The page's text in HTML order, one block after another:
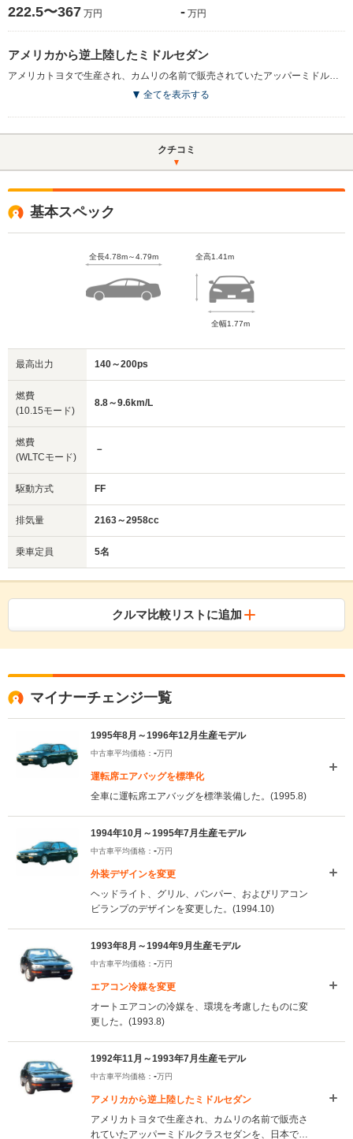
222.5〜367 万円 - 万円
アメリカから逆上陸したミドルセダン
アメリカトヨタで生産され、カムリの名前で販売されていたアッパーミドルクラスセダンを、日本でセプターの名で逆輸入し発売。ワゴンが先行して日本上陸を果たしていたが、2カ月遅れでセダンもデビュー。FFの駆動方式を生かした3ナンバーボディには、室内幅1510mmというゆとりのキャビンがパッケージングされる。トランク容量も517Lという、当時クラストップレベルの収納力を確保していた。エンジンの3LのV6と2.2Lの直4はワゴンと同じ。電子制御サスやトラクションコントロールといった当時最先端だった装備が奢られたグレードも用意されていた。(1992.11)
全てを表示する
クチコミ
基本スペック
全長4.78m～4.79m 全高1.41m
全幅1.77m
最高出力 140～200ps
燃費
(10.15モード)
8.8～9.6km/L
燃費
(WLTCモード)
－
駆動方式 FF
排気量 2163～2958cc
乗車定員 5名
クルマ比較リストに追加
マイナーチェンジ一覧
1995年8月～1996年12月生産モデル
中古車平均価格： -万円
運転席エアバッグを標準化
全車に運転席エアバッグを標準装備した。(1995.8)
1994年10月～1995年7月生産モデル
中古車平均価格： -万円
外装デザインを変更
ヘッドライト、グリル、バンパー、およびリアコン
ビランプのデザインを変更した。(1994.10)
1993年8月～1994年9月生産モデル
中古車平均価格： -万円
エアコン冷媒を変更
オートエアコンの冷媒を、環境を考慮したものに変
更した。(1993.8)
1992年11月～1993年7月生産モデル
中古車平均価格： -万円
アメリカから逆上陸したミドルセダン
アメリカトヨタで生産され、カムリの名前で販売さ
れていたアッパーミドルクラスセダンを、日本でセ